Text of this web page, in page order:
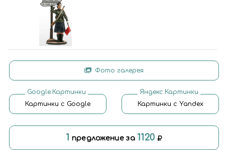
Фото галерея
Google.Картинки
Картинки с Google
Яндекс.Картинки
Картинки с Yandex
1 предложение за 1120